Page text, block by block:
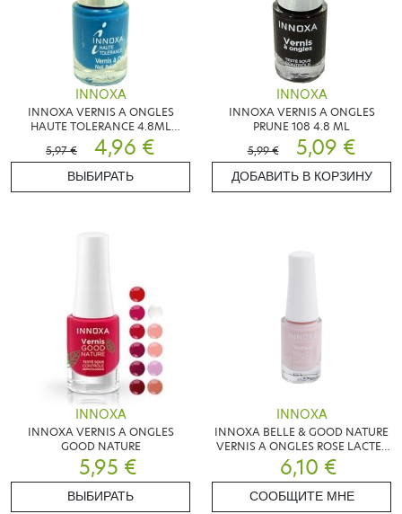
INNOXA
INNOXA VERNIS A ONGLES
HAUTE TOLERANCE 4.8ML
COULEUR AU CHOIX
5,97 € 4,96 €
ВЫБИРАТЬ
INNOXA
INNOXA VERNIS A ONGLES
PRUNE 108 4.8 ML
5,99 €
5,09 €
ДОБАВИТЬ В КОРЗИНУ
INNOXA
INNOXA VERNIS A ONGLES
GOOD NATURE
5,95 €
ВЫБИРАТЬ
INNOXA
INNOXA BELLE & GOOD NATURE
VERNIS A ONGLES ROSE LACTEE
101
6,10 €
СООБЩИТЕ МНЕ